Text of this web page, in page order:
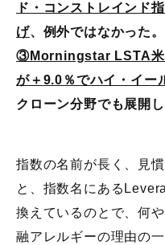
ド・コンストレインド
げ、例外ではなかった
③Morningstar LSTA
が＋ 9.0 ％でハイ・イー
クローン分野でも展開し
指数の名前が長く、見
と、指数名にある
換えているのとで、何
融アレルギーの理由の